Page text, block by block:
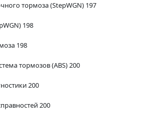
тормоза (StepWGN) 197
198
198
тормозов (ABS) 200
200
200